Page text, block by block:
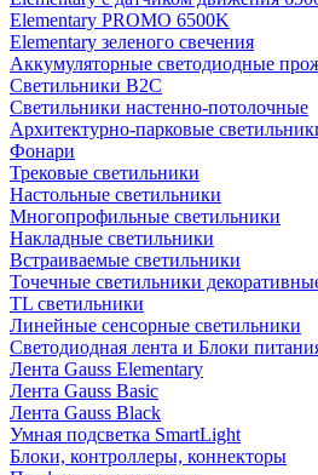
Elementary PROMO 6500K
Elementary зеленого свечения
Аккумуляторные светодиодные
Светильники B2C
Светильники настенно-потолочные
Архитектурно-парковые
Фонари
Трековые светильники
Настольные светильники
Многопрофильные светильники
Накладные светильники
Встраиваемые светильники
Точечные светильники
TL светильники
Линейные сенсорные светильники
Светодиодная лента и Блоки
Лента Gauss Elementary
Лента Gauss Basic
Лента Gauss Black
Умная подсветка SmartLight
Блоки, контроллеры, коннекторы